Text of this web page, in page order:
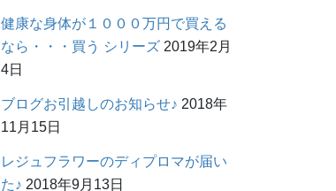
健康な身体が１０００万円で買える
なら・・・買う シリーズ 2019年2月
4日
ブログお引越しのお知らせ♪ 2018年
11月15日
レジュフラワーのディプロマが届い
た♪ 2018年9月13日